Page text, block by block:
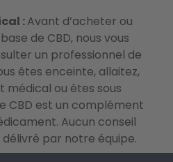
:Avant d’acheter ou
de CBD, nous vous
un professionnel de
êtes enceinte, allaitez,
médical ou êtes sous
CBD est un complément
Aucun conseil
par notre équipe.